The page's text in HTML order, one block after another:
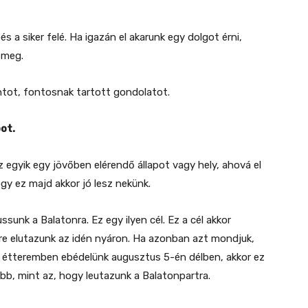
a siker felé. Ha igazán el akarunk egy dolgot érni,
fontosnak tartott gondolatot.
egy jövőben elérendő állapot vagy hely, ahová el
ez majd akkor jó lesz nekünk.
a Balatonra. Ez egy ilyen cél. Ez a cél akkor
elutazunk az idén nyáron. Ha azonban azt mondjuk,
ebédelünk augusztus 5-én délben, akkor ez
mint az, hogy leutazunk a Balatonpartra.